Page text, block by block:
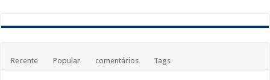
Recente Popular comentários Tags